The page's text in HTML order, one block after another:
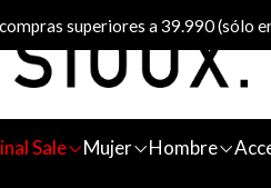
Sale Mujer Hombre
superiores a 39.990 (sólo